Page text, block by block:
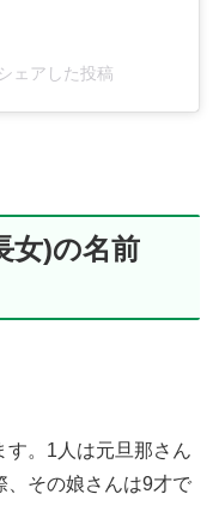
ェアした投稿
女)の名前
す。1人は元旦那さん
、その娘さんは9才で